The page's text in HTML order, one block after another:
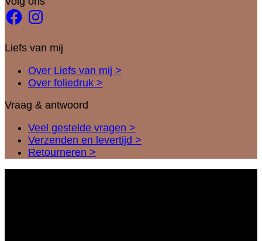
FacebookInstagram
Liefs van mij
Over Liefs van mij >
Over foliedruk >
Vraag & antwoord
Veel gestelde vragen >
Verzenden en levertijd >
Retourneren >